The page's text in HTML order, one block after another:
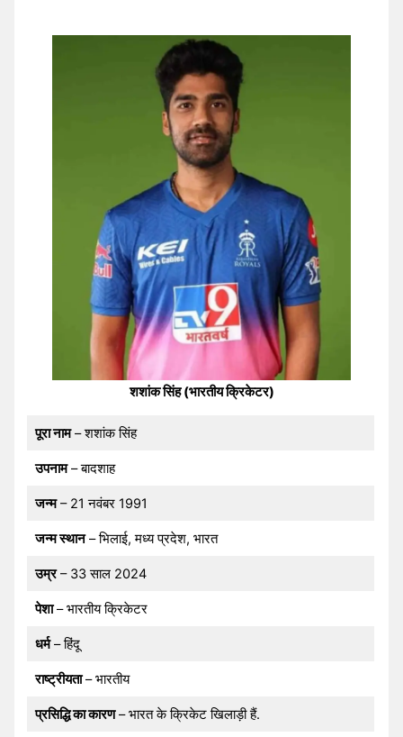
शशांक सिंह (भारतीय क्रिकेटर)
पूरा नाम– शशांक सिंह
उपनाम– बादशाह
जन्म– 21 नवंबर 1991
जन्म स्थान– भिलाई, मध्य प्रदेश, भारत
उम्र– 33 साल 2024
पेशा– भारतीय क्रिकेटर
धर्म– हिंदू
राष्ट्रीयता– भारतीय
प्रसिद्धि का कारण– भारत के क्रिकेट खिलाड़ी हैं.